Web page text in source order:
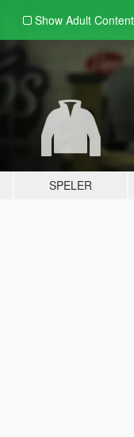
Show Adult Content
SPELER